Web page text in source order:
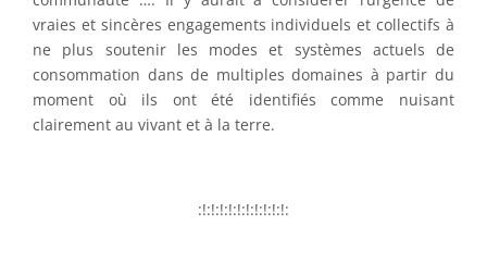
vraies et sincères engagements individuels et collectifs à
ne plus soutenir les modes et systèmes actuels de
consommation dans de multiples domaines à partir du
moment où ils ont été identifiés comme nuisant
clairement au vivant et à la terre.
:!:!:!:!:!:!:!:!:!:!: